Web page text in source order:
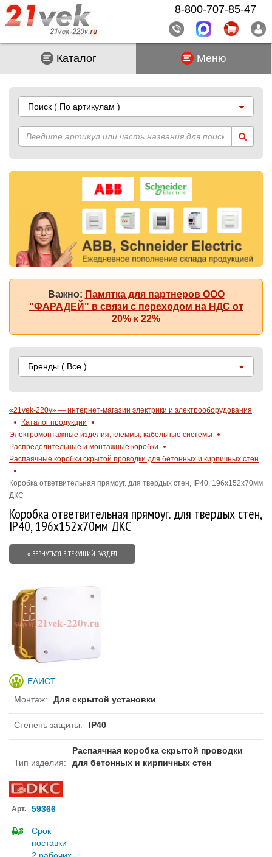
Каталог Меню
Поиск ( По артикулам )
Важно: Памятка для партнеров ООО
"ФАРАДЕЙ" в связи с переходом на НДС от
20% к 22%
Бренды ( Все )
«21vek-220v» — интернет-магазин электрики и электрооборудования
Каталог продукции
Электромонтажные изделия, клеммы, кабельные системы
Распределительные и монтажные коробки
Распаячные коробки скрытой проводки для бетонных и кирпичных стен
Коробка ответвительная прямоуг. для твердых стен, IP40, 196х152х70мм
ДКС
Коробка ответвительная прямоуг. для твердых стен,
IP40, 196х152х70мм ДКС
« ВЕРНУТЬСЯ В ТЕКУЩИЙ РАЗДЕЛ
ЕАИСТ
Монтаж: Для скрытой установки
Степень защиты: IP40
Тип изделия:
Распаячная коробка скрытой проводки
для бетонных и кирпичных стен
Арт. 59366
Срок
поставки -
8-800-707-85-47